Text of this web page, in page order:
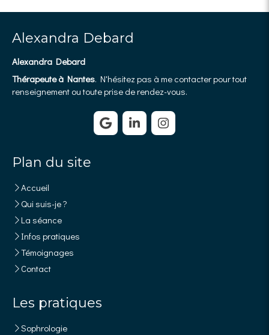
Alexandra Debard
Alexandra Debard
Thérapeute à Nantes. N'hésitez pas à me contacter pour tout
renseignement ou toute prise de rendez-vous.
Plan du site
Accueil
Qui suis-je ?
La séance
Infos pratiques
Témoignages
Contact
Les pratiques
Sophrologie